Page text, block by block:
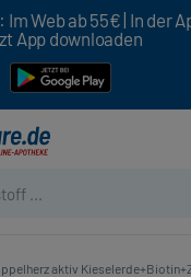
Web ab 55€ | In der
App downloaden
aktiv